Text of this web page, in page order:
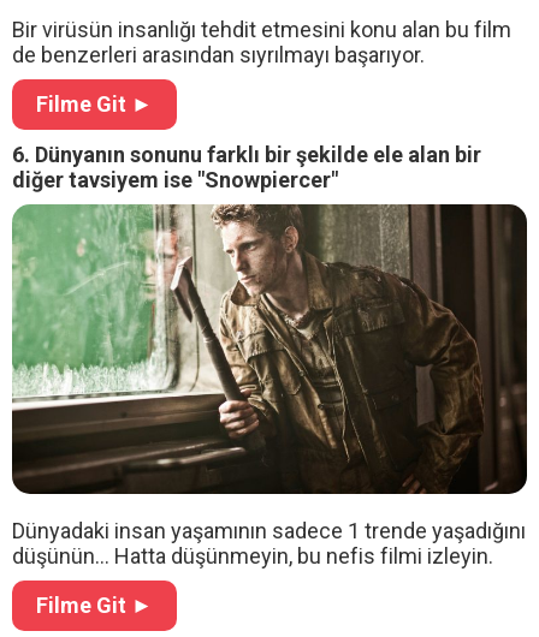
Bir virüsün insanlığı tehdit etmesini konu alan bu film
de benzerleri arasından sıyrılmayı başarıyor.
Filme Git ►
6. Dünyanın sonunu farklı bir şekilde ele alan bir
diğer tavsiyem ise "Snowpiercer"
Dünyadaki insan yaşamının sadece 1 trende yaşadığını
düşünün... Hatta düşünmeyin, bu nefis filmi izleyin.
Filme Git ►